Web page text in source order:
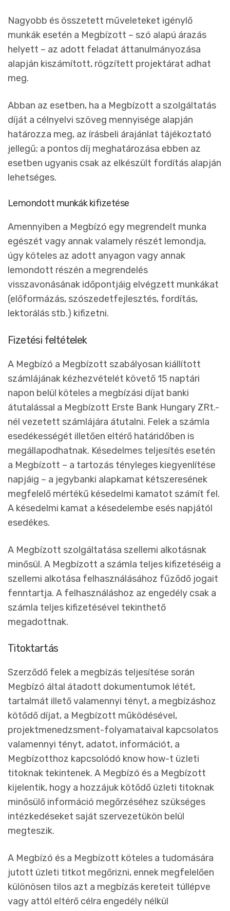
Nagyobb és összetett műveleteket igénylő
munkák esetén a Megbízott – szó alapú árazás
helyett – az adott feladat áttanulmányozása
alapján kiszámított, rögzített projektárat adhat
meg.
Abban az esetben, ha a Megbízott a szolgáltatás
díját a célnyelvi szöveg mennyisége alapján
határozza meg, az írásbeli árajánlat tájékoztató
jellegű; a pontos díj meghatározása ebben az
esetben ugyanis csak az elkészült fordítás alapján
lehetséges.
Lemondott munkák kifizetése
Amennyiben a Megbízó egy megrendelt munka
egészét vagy annak valamely részét lemondja,
úgy köteles az adott anyagon vagy annak
lemondott részén a megrendelés
visszavonásának időpontjáig elvégzett munkákat
(előformázás, szószedetfejlesztés, fordítás,
lektorálás stb.) kifizetni.
Fizetési feltételek
A Megbízó a Megbízott szabályosan kiállított
számlájának kézhezvételét követő 15 naptári
napon belül köteles a megbízási díjat banki
átutalással a Megbízott Erste Bank Hungary ZRt.-
nél vezetett számlájára átutalni. Felek a számla
esedékességét illetően eltérő határidőben is
megállapodhatnak. Késedelmes teljesítés esetén
a Megbízott – a tartozás tényleges kiegyenlítése
napjáig – a jegybanki alapkamat kétszeresének
megfelelő mértékű késedelmi kamatot számít fel.
A késedelmi kamat a késedelembe esés napjától
esedékes.
A Megbízott szolgáltatása szellemi alkotásnak
minősül. A Megbízott a számla teljes kifizetéséig a
szellemi alkotása felhasználásához fűződő jogait
fenntartja. A felhasználáshoz az engedély csak a
számla teljes kifizetésével tekinthető
megadottnak.
Titoktartás
Szerződő felek a megbízás teljesítése során
Megbízó által átadott dokumentumok létét,
tartalmát illető valamennyi tényt, a megbízáshoz
kötődő díjat, a Megbízott működésével,
projektmenedzsment-folyamataival kapcsolatos
valamennyi tényt, adatot, információt, a
Megbízotthoz kapcsolódó know how-t üzleti
titoknak tekintenek. A Megbízó és a Megbízott
kijelentik, hogy a hozzájuk kötődő üzleti titoknak
minősülő információ megőrzéséhez szükséges
intézkedéseket saját szervezetükön belül
megteszik.
A Megbízó és a Megbízott köteles a tudomására
jutott üzleti titkot megőrizni, ennek megfelelően
különösen tilos azt a megbízás kereteit túllépve
vagy attól eltérő célra engedély nélkül